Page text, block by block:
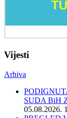
Vijesti
Arhiva
SUDA BiH
05.08.2026.